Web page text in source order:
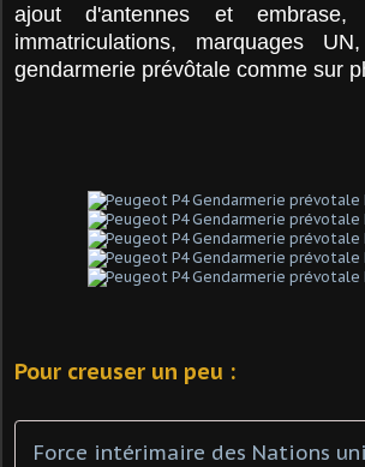
ajout d'antennes et
immatriculations, marquages
gendarmerie prévôtale comme sur
Pour creuser un peu :
Force intérimaire des Nations